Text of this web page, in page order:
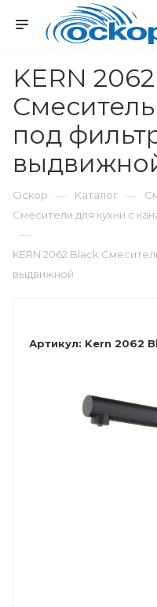
KERN
под
Оскор — Каталог —
Смесители для кухни с
—
KERN 2062 Black
выдвижной
Артикул: Kern 2062